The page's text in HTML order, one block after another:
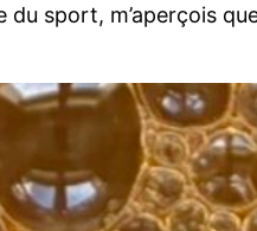
sport, m’aperçois